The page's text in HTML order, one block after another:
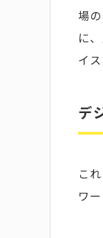
場
に
イ
デ
こ
ワ